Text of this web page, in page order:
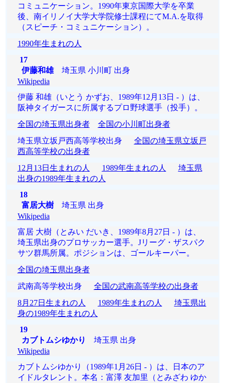
コミュニケーション。1990年東京国際大学を卒業
後、南イリノイ大学大学院修士課程にてM.A.を取得
（スピーチ・コミュニケーション）。
1990年生まれの人
17
伊藤和雄埼玉県 小川町 出身
Wikipedia
伊藤 和雄（いとう かずお、1989年12月13日 - ）は、
阪神タイガースに所属するプロ野球選手（投手）。
全国の埼玉県出身者
全国の小川町出身者
埼玉県立坂戸西高等学校出身 全国の埼玉県立坂戸
西高等学校の出身者
12月13日生まれの人
1989年生まれの人
埼玉県
出身の1989年生まれの人
18
富居大樹埼玉県 出身
Wikipedia
富居 大樹（とみい だいき、1989年8月27日 - ）は、
埼玉県出身のプロサッカー選手。Jリーグ・ザスパク
サツ群馬所属。ポジションは、ゴールキーパー。
全国の埼玉県出身者
武南高等学校出身 全国の武南高等学校の出身者
8月27日生まれの人
1989年生まれの人
埼玉県出
身の1989年生まれの人
19
カブトムシゆかり
埼玉県 出身
Wikipedia
カブトムシゆかり（1989年1月26日 - ）は、日本のア
イドルタレント。本名：富澤 友加里（とみざわ ゆか